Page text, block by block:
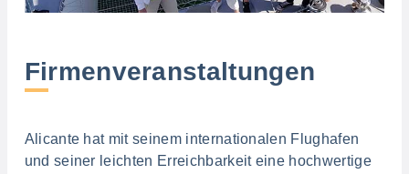
Firmenveranstaltungen
Alicante hat mit seinem internationalen Flughafen
und seiner leichten Erreichbarkeit eine hochwertige